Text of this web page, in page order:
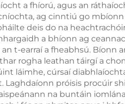
a fhíorú, agus an
ag cinntiú go
deis do na
a bhíonn ag
t-earraí a fheabhsú. Bíonn
rogha leathan táirgí a
láimhe, cúrsaí
próisis procúir
na buntáin